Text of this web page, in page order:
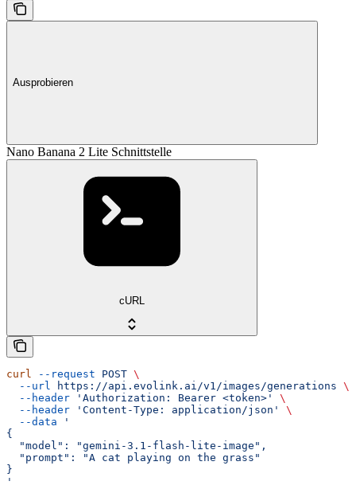
Ausprobieren
Nano Banana 2 Lite Schnittstelle
cURL
curl --request POST \
  --url
https://api.evolink.ai/v1/images/generations \
  --header
'Authorization: Bearer <token>'
\
  --header
'Content-Type: application/json'
\
  --data
'
{
  "model": "gemini-3.1-flash-lite-image",
  "prompt": "A cat playing on the grass"
}
'